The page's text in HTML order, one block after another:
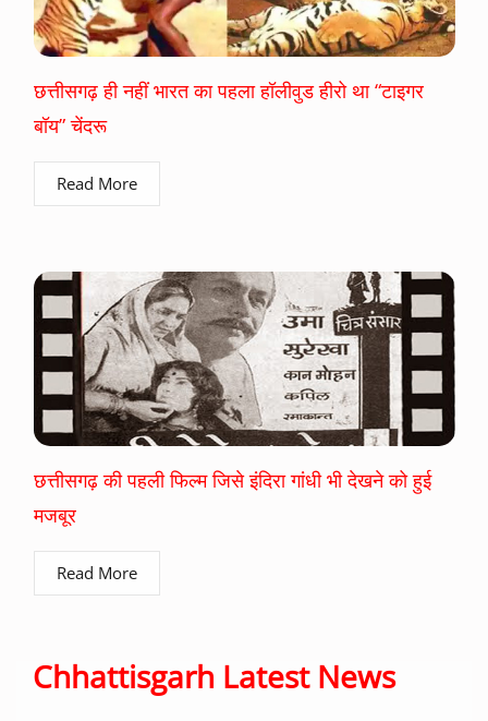
छत्तीसगढ़ ही नहीं भारत का पहला हॉलीवुड हीरो था “टाइगर
बॉय” चेंदरू
Read More
छत्तीसगढ़ की पहली फिल्म जिसे इंदिरा गांधी भी देखने को हुई
मजबूर
Read More
Chhattisgarh Latest News